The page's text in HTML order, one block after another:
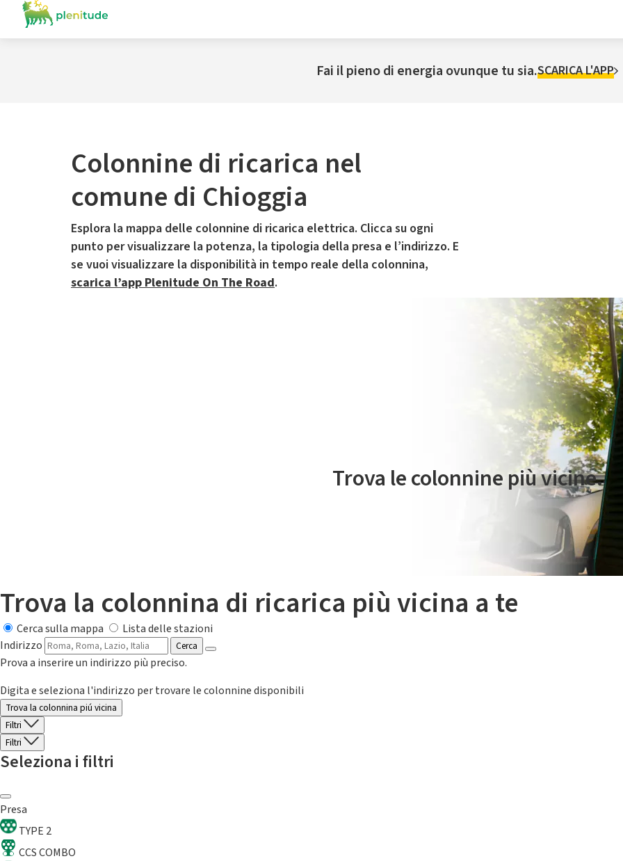
Fai il pieno di energia ovunque tu sia.SCARICA L'APP
Colonnine di ricarica nel
comune di Chioggia
Esplora la mappa delle colonnine di ricarica elettrica. Clicca su ogni
punto per visualizzare la potenza, la tipologia della presa e l’indirizzo. E
se vuoi visualizzare la disponibilità in tempo reale della colonnina,
scarica l’app Plenitude On The Road.
Il servizio di mobilità elettrica è gestito da Plenitude On The Road
Trova le colonnine più vicine.
Trova la colonnina di ricarica più vicina a te
Cerca sulla mappa
Lista delle stazioni
Indirizzo
Cerca
Prova a inserire un indirizzo più preciso.
Digita e seleziona l'indirizzo per trovare le colonnine disponibili
Trova la colonnina piú vicina
Filtri
Filtri
Seleziona i filtri
Presa
TYPE 2
CCS COMBO